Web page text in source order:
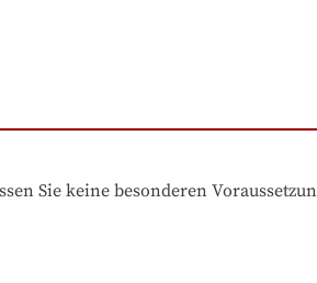
Sie keine besonderen